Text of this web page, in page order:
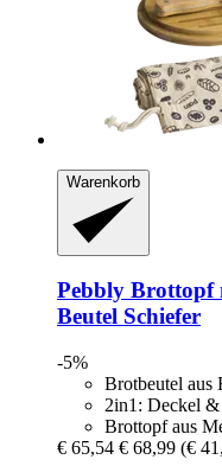
Warenkorb
Pebbly Brottopf
Beutel Schiefer
-5%
Brotbeutel aus
2in1: Deckel
Brottopf aus
€ 65,54 € 68,99 (€